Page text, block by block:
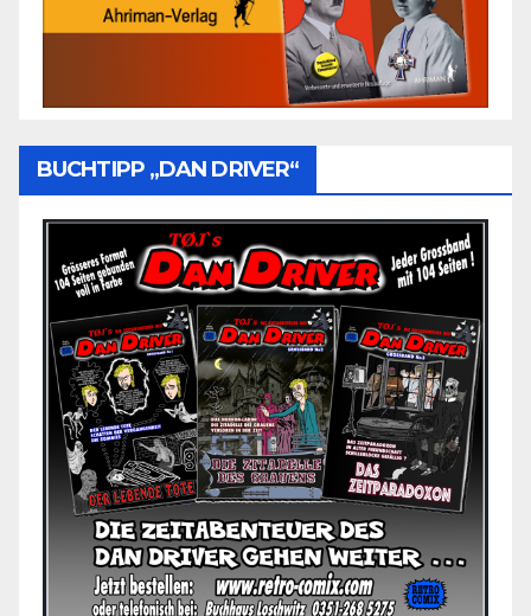
BUCHTIPP „DAN DRIVER“